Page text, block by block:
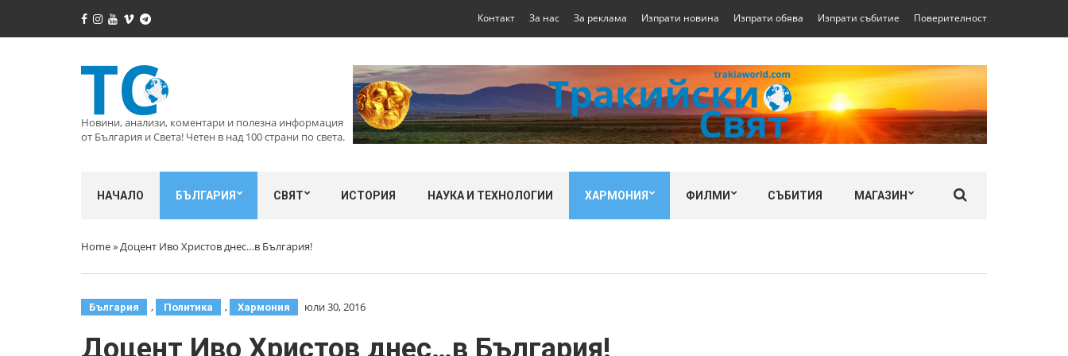
Контакт За нас За реклама Изпрати новина Изпрати обява Изпрати събитие Поверителност
Новини, анализи, коментари и полезна информация
от България и Света! Четен в над 100 страни по света.
НАЧАЛО БЪЛГАРИЯ СВЯТ ИСТОРИЯ НАУКА И ТЕХНОЛОГИИ ХАРМОНИЯ ФИЛМИ СЪБИТИЯ МАГАЗИН
Home»Доцент Иво Христов днес…в България!
България , Политика , Хармония юли 30, 2016
Доцент Иво Христов днес…в България!